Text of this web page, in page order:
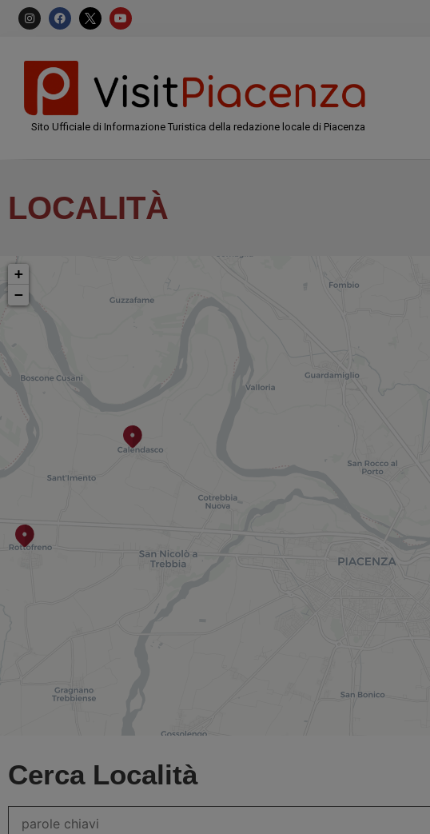
Sito Ufficiale di Informazione Turistica della redazione locale di Piacenza
LOCALITÀ
+
−
Cerca Località